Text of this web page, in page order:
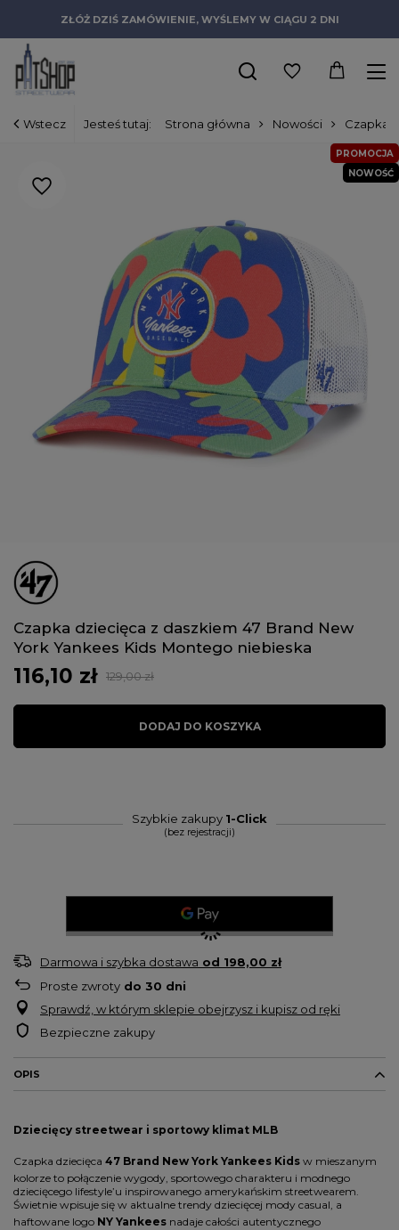
ZŁÓŻ DZIŚ ZAMÓWIENIE, WYŚLEMY W CIĄGU 2 DNI
Wstecz Jesteś tutaj: Strona główna Nowości Czapka
PROMOCJA
NOWOŚĆ
Czapka dziecięca z daszkiem 47 Brand New
York Yankees Kids Montego niebieska
116,10 zł 129,00 zł
DODAJ DO KOSZYKA
Szybkie zakupy 1-Click
(bez rejestracji)
Darmowa i szybka dostawa od 198,00 zł
Proste zwroty do 30 dni
Sprawdź, w którym sklepie obejrzysz i kupisz od ręki
Bezpieczne zakupy
OPIS
Dziecięcy streetwear i sportowy klimat MLB
Czapka dziecięca 47 Brand New York Yankees Kids w mieszanym
kolorze to połączenie wygody, sportowego charakteru i modnego
dziecięcego lifestyle’u inspirowanego amerykańskim streetwearem.
Świetnie wpisuje się w aktualne trendy dziecięcej mody casual, a
haftowane logo NY Yankees nadaje całości autentycznego